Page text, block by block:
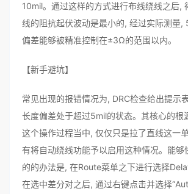
10mil。通过这样的方式进行布线绕线之后,
线的阻抗起伏波动是最小的, 经过实际测量
偏差能够被精准控制在±3Ω的范围以内。
【新手避坑】
常见出现的报错情况为, DRC检查给出提示
长度偏差处于超过5mil的状态。其核心的根
这个操作过程当中, 仅仅只是拉了直线这一
有将自动绕线功能予以启用这种情况。能够
的的办法是, 在Route菜单之下进行选择
在选中差分对之后, 通过右键点击并选择